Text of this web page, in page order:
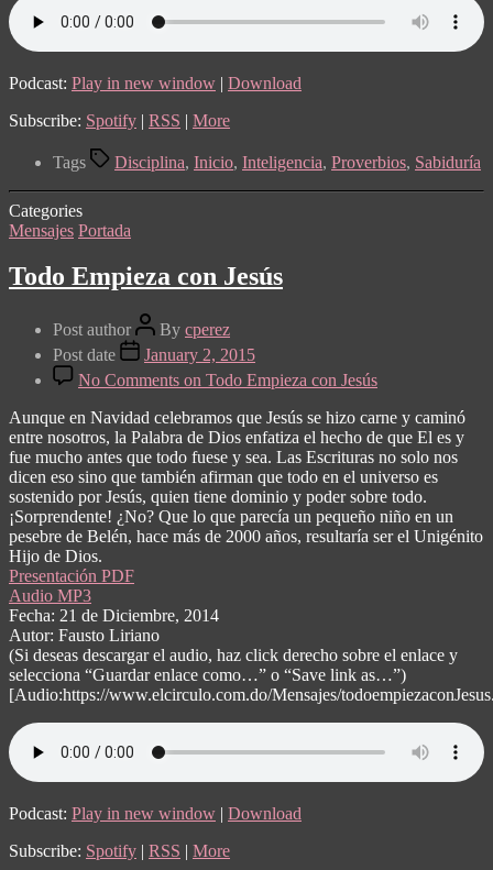
Podcast: Play in new window | Download
Subscribe: Spotify | RSS | More
Tags Disciplina, Inicio, Inteligencia, Proverbios, Sabiduría
Categories
Mensajes Portada
Todo Empieza con Jesús
Post author By cperez
Post date
January 2, 2015
No Comments on Todo Empieza con Jesús
Aunque en Navidad celebramos que Jesús se hizo carne y caminó
entre nosotros, la Palabra de Dios enfatiza el hecho de que El es y
fue mucho antes que todo fuese y sea. Las Escrituras no solo nos
dicen eso sino que también afirman que todo en el universo es
sostenido por Jesús, quien tiene dominio y poder sobre todo.
¡Sorprendente! ¿No? Que lo que parecía un pequeño niño en un
pesebre de Belén, hace más de 2000 años, resultaría ser el Unigénito
Hijo de Dios.
Presentación PDF
Audio MP3
Fecha: 21 de Diciembre, 2014
Autor: Fausto Liriano
(Si deseas descargar el audio, haz click derecho sobre el enlace y
selecciona “Guardar enlace como…” o “Save link as…”)
[Audio:https://www.elcirculo.com.do/Mensajes/
Podcast: Play in new window | Download
Subscribe: Spotify | RSS | More